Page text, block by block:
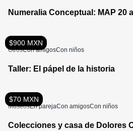
Numeralia Conceptual: MAP 20
$900 MXN
OtrosCon amigosCon niños
Taller: El pápel de la historia
$70 MXN
MuseosEn parejaCon amigosCon niños
Colecciones y casa de Dolores